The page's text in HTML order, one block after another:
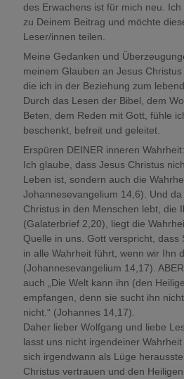
des Erwachens ist für mich neu.
zu Deinem Beitrag und möchte
Leser/innen teilen.
Meine Gedanken und
meinem Glauben an Jesus
die ich in der Beziehung zum
Durch das Lesen der Bibel, dem
Beten, dem Reden mit Gott, fühle
beschenkt, befreit und geleitet.
Erspüren DEINER inneren Wahrheit:
Ich glaube, dass Jesus Christus
Leben ist, sondern auch die
Johannesevangelium 14,6). Und
Christus in den Menschen lebt, die
(Galaterbrief 2,20), liegt die
Quelle in uns. Gott verspricht, dass
in alle Wahrheit führt, wenn wir Ihn
(Johannesevangelium 14,17).
auch „Die Welt kann ihn (den
empfangen, denn sie sucht ihn
nicht.“ (Johannes 14,17).
Daher lieber Wolfgang und liebe
lasst uns nicht irgendeiner
sich irgendwann als Lüge
Christus vertrauen und den